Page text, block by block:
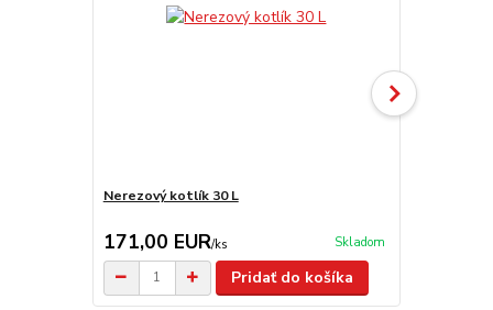
Nerezový kotlík 30 L
171,00 EUR/ks Skladom
Pridať do košíka